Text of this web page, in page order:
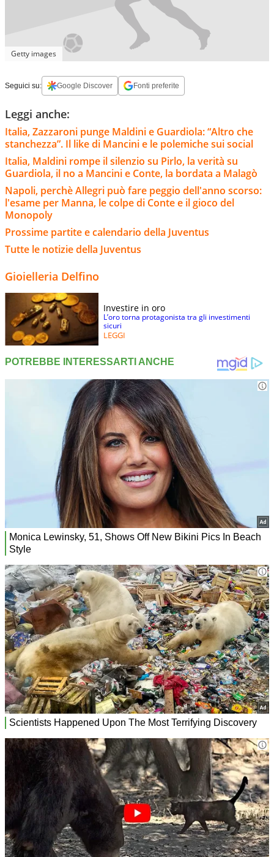
Getty images
Seguici su: Google Discover Fonti preferite
Leggi anche:
Italia, Zazzaroni punge Maldini e Guardiola: “Altro che
stanchezza”. Il like di Mancini e le polemiche sui social
Italia, Maldini rompe il silenzio su Pirlo, la verità su
Guardiola, il no a Mancini e Conte, la bordata a Malagò
Napoli, perchè Allegri può fare peggio dell'anno scorso:
l'esame per Manna, le colpe di Conte e il gioco del
Monopoly
Prossime partite e calendario della Juventus
Tutte le notizie della Juventus
Gioielleria Delfino
Investire in oro
L’oro torna protagonista tra gli investimenti
sicuri
LEGGI